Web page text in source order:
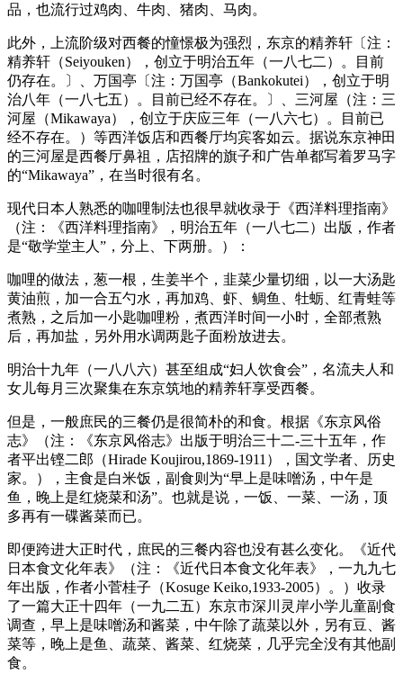
品，也流行过鸡肉、牛肉、猪肉、马肉。
此外，上流阶级对西餐的憧憬极为强烈，东京的精养轩〔注：
精养轩（Seiyouken），创立于明治五年（一八七二）。目前
仍存在。〕、万国亭〔注：万国亭（Bankokutei），创立于明
治八年（一八七五）。目前已经不存在。〕、三河屋（注：三
河屋（Mikawaya），创立于庆应三年（一八六七）。目前已
经不存在。）等西洋饭店和西餐厅均宾客如云。据说东京神田
的三河屋是西餐厅鼻祖，店招牌的旗子和广告单都写着罗马字
的“Mikawaya”，在当时很有名。
现代日本人熟悉的咖哩制法也很早就收录于《西洋料理指南》
（注：《西洋料理指南》，明治五年（一八七二）出版，作者
是“敬学堂主人”，分上、下两册。）：
咖哩的做法，葱一根，生姜半个，韭菜少量切细，以一大汤匙
黄油煎，加一合五勺水，再加鸡、虾、鲷鱼、牡蛎、红青蛙等
煮熟，之后加一小匙咖哩粉，煮西洋时间一小时，全部煮熟
后，再加盐，另外用水调两匙子面粉放进去。
明治十九年（一八八六）甚至组成“妇人饮食会”，名流夫人和
女儿每月三次聚集在东京筑地的精养轩享受西餐。
但是，一般庶民的三餐仍是很简朴的和食。根据《东京风俗
志》（注：《东京风俗志》出版于明治三十二-三十五年，作
者平出铿二郎（Hirade Koujirou,1869-1911），国文学者、历史
家。），主食是白米饭，副食则为“早上是味噌汤，中午是
鱼，晚上是红烧菜和汤”。也就是说，一饭、一菜、一汤，顶
多再有一碟酱菜而已。
即便跨进大正时代，庶民的三餐内容也没有甚么变化。《近代
日本食文化年表》（注：《近代日本食文化年表》，一九九七
年出版，作者小菅桂子（Kosuge Keiko,1933-2005）。）收录
了一篇大正十四年（一九二五）东京市深川灵岸小学儿童副食
调查，早上是味噌汤和酱菜，中午除了蔬菜以外，另有豆、酱
菜等，晚上是鱼、蔬菜、酱菜、红烧菜，几乎完全没有其他副
食。